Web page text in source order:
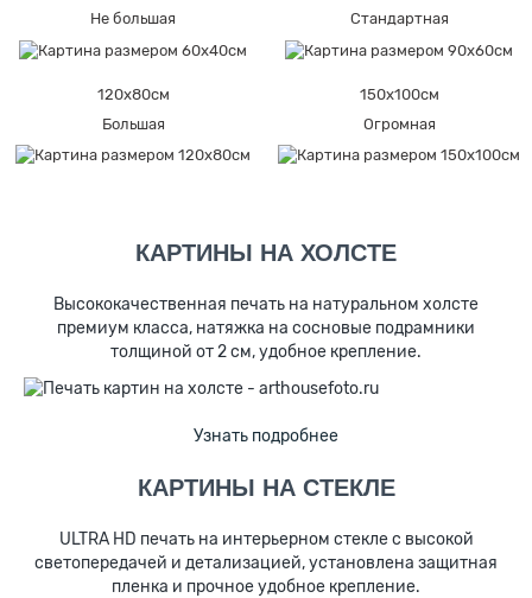
Не большая
Стандартная
120х80см
Большая
150х100см
Огромная
КАРТИНЫ НА ХОЛСТЕ
Высококачественная печать на натуральном холсте
премиум класса, натяжка на сосновые подрамники
толщиной от 2 см, удобное крепление.
Узнать подробнее
КАРТИНЫ НА СТЕКЛЕ
ULTRA HD печать на интерьерном стекле с высокой
светопередачей и детализацией, установлена защитная
пленка и прочное удобное крепление.